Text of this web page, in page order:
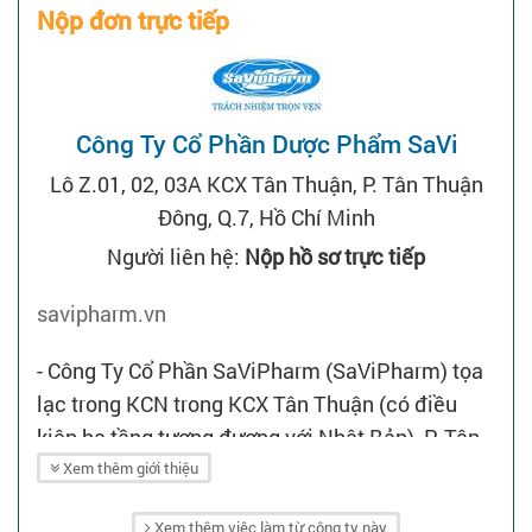
Nộp đơn trực tiếp
Công Ty Cổ Phần Dược Phẩm SaVi
Lô Z.01, 02, 03A KCX Tân Thuận, P. Tân Thuận
Đông, Q.7, Hồ Chí Minh
Người liên hệ: Nộp hồ sơ trực tiếp
savipharm.vn
- Công Ty Cổ Phần SaViPharm (SaViPharm) tọa
lạc trong KCN trong KCX Tân Thuận (có điều
kiện hạ tầng tương đương với Nhật Bản), P. Tân
Phong, Q.7, TP.HCM.
Xem thêm giới thiệu
Xem thêm việc làm từ công ty này